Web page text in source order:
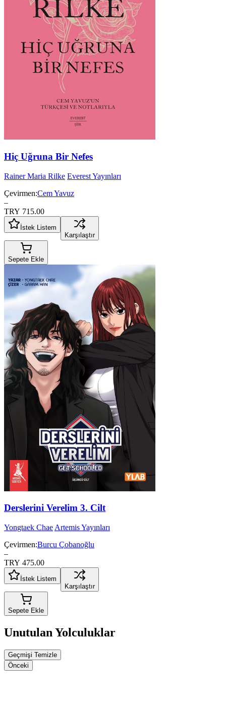
Hiç Uğruna Bir Nefes
Rainer Maria Rilke Everest Yayınları
Çevirmen:Cem Yavuz
–
TRY 715.00
İstek Listem
Karşılaştır
Sepete Ekle
Derslerini Verelim 3. Cilt
Yongtaek Chae Artemis Yayınları
Çevirmen:Burcu Çobanoğlu
–
TRY 475.00
İstek Listem
Karşılaştır
Sepete Ekle
Unutulan Yolculuklar
Geçmişi Temizle
Önceki